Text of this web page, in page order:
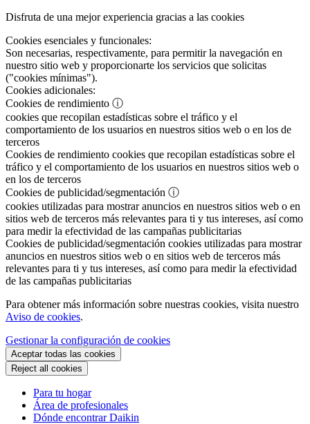
Disfruta de una mejor experiencia gracias a las cookies
Cookies esenciales y funcionales:
Son necesarias, respectivamente, para permitir la navegación en
nuestro sitio web y proporcionarte los servicios que solicitas
("cookies mínimas").
Cookies adicionales:
Cookies de rendimiento ⓘ
cookies que recopilan estadísticas sobre el tráfico y el
comportamiento de los usuarios en nuestros sitios web o en los de
terceros
Cookies de rendimiento cookies que recopilan estadísticas sobre el
tráfico y el comportamiento de los usuarios en nuestros sitios web o
en los de terceros
Cookies de publicidad/segmentación ⓘ
cookies utilizadas para mostrar anuncios en nuestros sitios web o en
sitios web de terceros más relevantes para ti y tus intereses, así como
para medir la efectividad de las campañas publicitarias
Cookies de publicidad/segmentación cookies utilizadas para mostrar
anuncios en nuestros sitios web o en sitios web de terceros más
relevantes para ti y tus intereses, así como para medir la efectividad
de las campañas publicitarias
Para obtener más información sobre nuestras cookies, visita nuestro
Aviso de cookies.
Gestionar la configuración de cookies
Aceptar todas las cookies
Reject all cookies
Para tu hogar
Área de profesionales
Dónde encontrar Daikin